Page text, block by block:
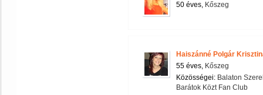
50 éves, Kőszeg
Haiszánné Polgár
55 éves, Kőszeg
Közösségei: Balaton
Barátok Közt Fan Club